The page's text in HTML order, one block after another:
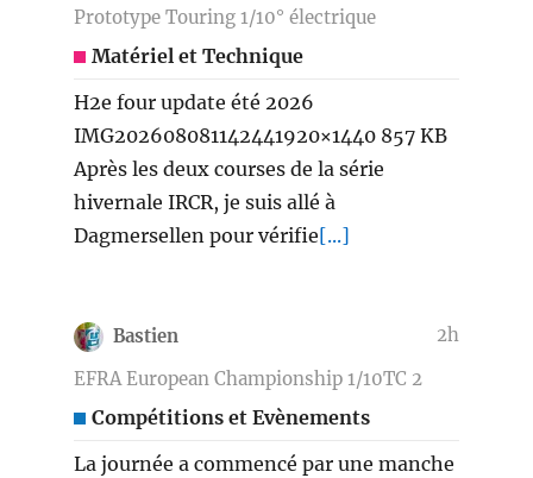
Prototype Touring 1/10° électrique
Matériel et Technique
H2e four update été 2026
IMG202608081142441920×1440 857 KB
Après les deux courses de la série
hivernale IRCR, je suis allé à
Dagmersellen pour vérifie[...]
Bastien
2h
EFRA European Championship 1/10TC 2
Compétitions et Evènements
La journée a commencé par une manche